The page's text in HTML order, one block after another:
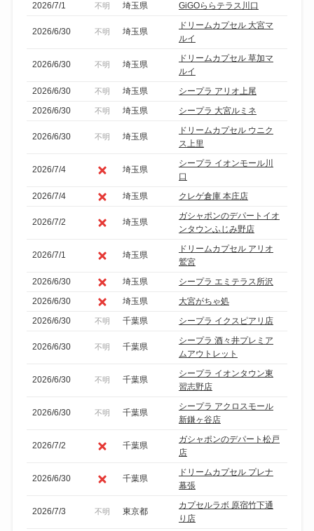
2026/7/1
不明 埼玉県 GiGOららテラス川口
2026/6/30 不明 埼玉県
ドリームカプセル 大宮マ
ルイ
2026/6/30 不明 埼玉県
ドリームカプセル 草加マ
ルイ
2026/6/30
不明 埼玉県
シープラ アリオ上尾
2026/6/30
不明 埼玉県 シープラ 大宮ルミネ
2026/6/30 不明 埼玉県
ドリームカプセル ウニク
ス上里
2026/7/4 埼玉県
シープラ イオンモール川
口
2026/7/4
埼玉県 クレゲ倉庫 本庄店
2026/7/2 埼玉県
ガシャポンのデパートイオ
ンタウンふじみ野店
2026/7/1 埼玉県
ドリームカプセル アリオ
鷲宮
2026/6/30
埼玉県
シープラ エミテラス所沢
2026/6/30
埼玉県
大宮がちゃ処
2026/6/30
不明 千葉県 シープラ イクスピアリ店
2026/6/30 不明 千葉県
シープラ 酒々井プレミア
ムアウトレット
2026/6/30 不明 千葉県
シープラ イオンタウン東
習志野店
2026/6/30 不明 千葉県
シープラ アクロスモール
新鎌ヶ谷店
2026/7/2 千葉県
ガシャポンのデパート松戸
店
2026/6/30 千葉県
ドリームカプセル プレナ
幕張
2026/7/3 不明 東京都
カプセルラボ 原宿竹下通
り店